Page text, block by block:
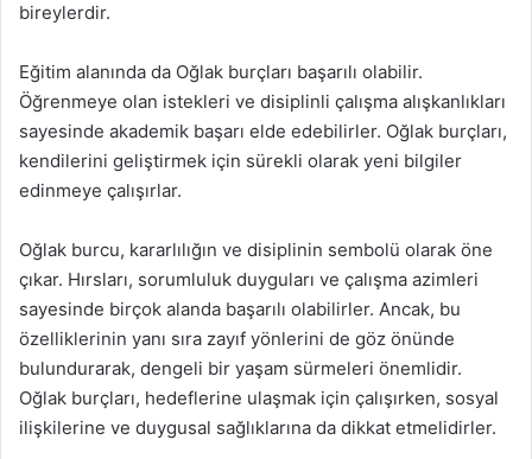
bireylerdir.
Eğitim alanında da Oğlak burçları başarılı olabilir.
Öğrenmeye olan istekleri ve disiplinli çalışma alışkanlıkları
sayesinde akademik başarı elde edebilirler. Oğlak burçları,
kendilerini geliştirmek için sürekli olarak yeni bilgiler
edinmeye çalışırlar.
Oğlak burcu, kararlılığın ve disiplinin sembolü olarak öne
çıkar. Hırsları, sorumluluk duyguları ve çalışma azimleri
sayesinde birçok alanda başarılı olabilirler. Ancak, bu
özelliklerinin yanı sıra zayıf yönlerini de göz önünde
bulundurarak, dengeli bir yaşam sürmeleri önemlidir.
Oğlak burçları, hedeflerine ulaşmak için çalışırken, sosyal
ilişkilerine ve duygusal sağlıklarına da dikkat etmelidirler.